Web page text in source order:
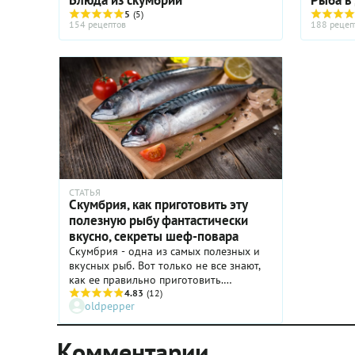
или будни тех, кто постится
на рыбе или просто вообще
не ест мяса :)
5 (5)
154 рецептов
188
СТАТЬЯ
Скумбрия, как приготовить эту
полезную рыбу фантастически
вкусно, секреты шеф-повара
Скумбрия - одна из самых полезных и
вкусных рыб. Вот только не все знают,
как ее правильно приготовить.
Исправляем ситуацию - шеф-повар
легендарного московского ресторана
«Шинок» Елена Никифорова знает, как
замариновать, чтобы она по вкусу
4.83 (12)
oldpepper